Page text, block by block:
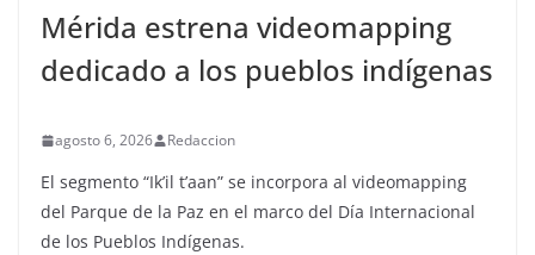
Mérida estrena videomapping
dedicado a los pueblos indígenas
agosto 6, 2026 Redaccion
El segmento “Ik’il t’aan” se incorpora al videomapping
del Parque de la Paz en el marco del Día Internacional
de los Pueblos Indígenas.